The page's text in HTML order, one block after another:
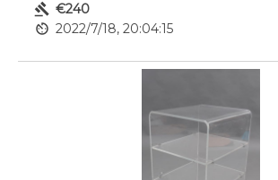
gavel €240
av_timer 2022/7/18, 20:04:15